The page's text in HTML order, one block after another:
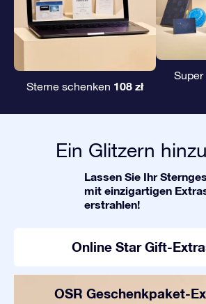
Sterne schenken 108 zł
Ein Glitzern
Lassen Sie Ihr
mit einzigartigen
erstrahlen!
Online Star Gift-
OSR Geschenkpaket-